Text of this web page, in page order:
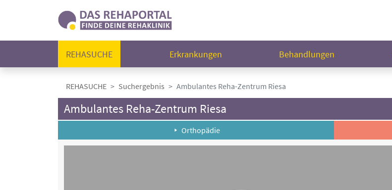
REHASUCHE Erkrankungen Behandlungen
REHASUCHE Suchergebnis Ambulantes Reha-Zentrum Riesa
Ambulantes Reha-Zentrum Riesa
Orthopädie